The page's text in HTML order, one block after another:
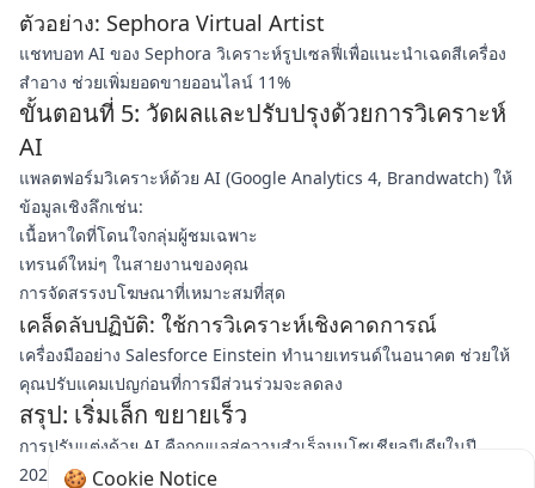
ตัวอย่าง: Sephora Virtual Artist
แชทบอท AI ของ Sephora วิเคราะห์รูปเซลฟี่เพื่อแนะนำเฉดสีเครื่อง
สำอาง ช่วยเพิ่มยอดขายออนไลน์ 11%
ขั้นตอนที่ 5: วัดผลและปรับปรุงด้วยการวิเคราะห์
AI
แพลตฟอร์มวิเคราะห์ด้วย AI (Google Analytics 4, Brandwatch) ให้
ข้อมูลเชิงลึกเช่น:
เนื้อหาใดที่โดนใจกลุ่มผู้ชมเฉพาะ
เทรนด์ใหม่ๆ ในสายงานของคุณ
การจัดสรรงบโฆษณาที่เหมาะสมที่สุด
เคล็ดลับปฏิบัติ: ใช้การวิเคราะห์เชิงคาดการณ์
เครื่องมืออย่าง Salesforce Einstein ทำนายเทรนด์ในอนาคต ช่วยให้
คุณปรับแคมเปญก่อนที่การมีส่วนร่วมจะลดลง
สรุป: เริ่มเล็ก ขยายเร็ว
การปรับแต่งด้วย AI คือกุญแจสู่ความสำเร็จบนโซเชียลมีเดียในปี
2025 เริ่มต้นด้วยหนึ่งกลยุทธ์ เช่น เนื้อหาไดนามิกที่สร้างด้วย AI หรือ
🍪 Cookie Notice